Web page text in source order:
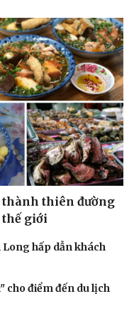
thành thiên đường
thế giới
hấp dẫn khách
cho điểm đến du lịch